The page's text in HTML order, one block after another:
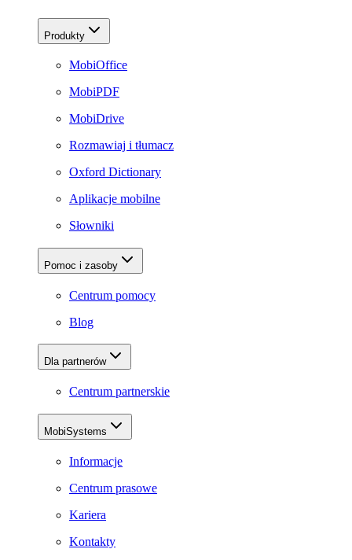
Produkty
MobiOffice
MobiPDF
MobiDrive
Rozmawiaj i tłumacz
Oxford Dictionary
Aplikacje mobilne
Słowniki
Pomoc i zasoby
Centrum pomocy
Blog
Dla partnerów
Centrum partnerskie
MobiSystems
Informacje
Centrum prasowe
Kariera
Kontakty